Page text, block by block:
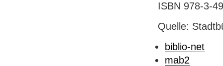
ISBN 978-3-
Quelle:
biblio-net
mab2